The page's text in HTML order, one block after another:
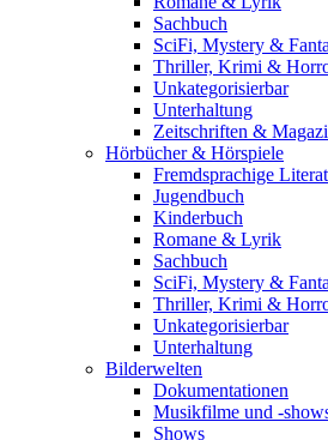
Sachbuch
SciFi, Mystery &
Thriller, Krimi &
Unkategorisierbar
Unterhaltung
Zeitschriften &
Hörbücher & Hörspiele
Fremdsprachige
Jugendbuch
Kinderbuch
Romane & Lyrik
Sachbuch
SciFi, Mystery &
Thriller, Krimi &
Unkategorisierbar
Unterhaltung
Bilderwelten
Dokumentationen
Musikfilme und -
Shows